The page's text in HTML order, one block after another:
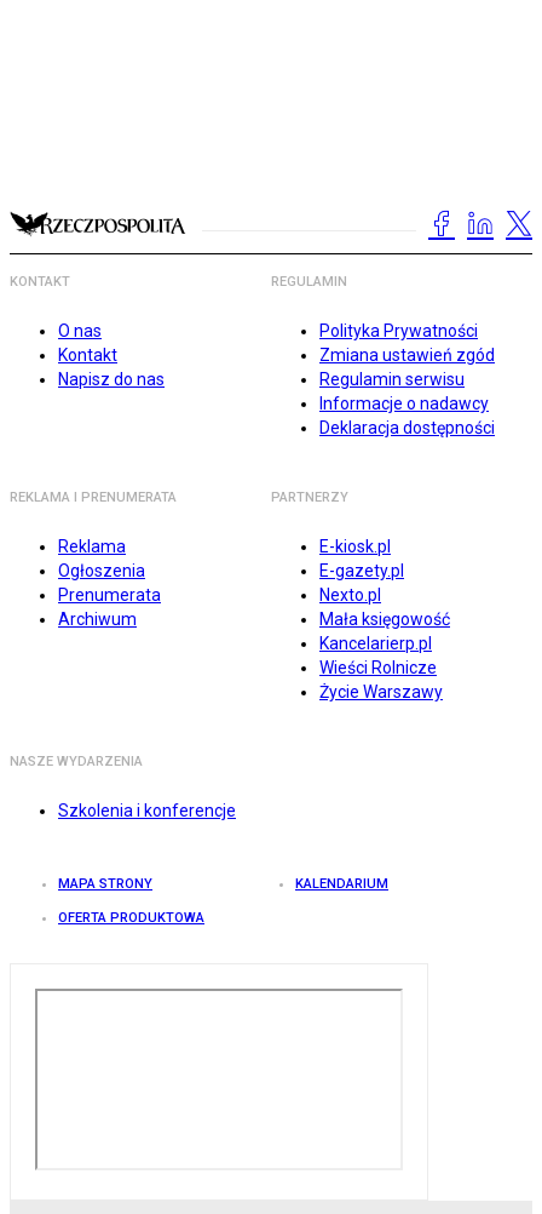
KONTAKT
O nas
Kontakt
Napisz do nas
REGULAMIN
Polityka Prywatności
Zmiana ustawień zgód
Regulamin serwisu
Informacje o nadawcy
Deklaracja dostępności
REKLAMA I PRENUMERATA
Reklama
Ogłoszenia
Prenumerata
Archiwum
PARTNERZY
E-kiosk.pl
E-gazety.pl
Nexto.pl
Mała księgowość
Kancelarierp.pl
Wieści Rolnicze
Życie Warszawy
NASZE WYDARZENIA
Szkolenia i konferencje
MAPA STRONY KALENDARIUM
OFERTA PRODUKTOWA